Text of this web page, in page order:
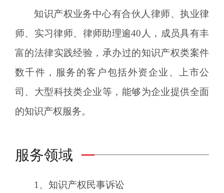
知识产权业务中心有合伙人律师、执业律
师、实习律师、律师助理逾40人，成员具有丰
富的法律实践经验，承办过的知识产权类案件
数千件，服务的客户包括外资企业、上市公
司、大型科技类企业等，能够为企业提供全面
的知识产权服务。
服务领域
1、知识产权民事诉讼